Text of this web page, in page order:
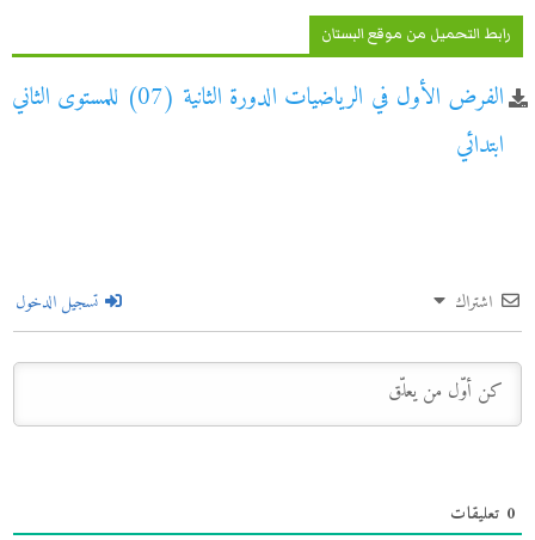
رابط التحميل من موقع البستان
الفرض الأول في الرياضيات الدورة الثانية (07) للمستوى الثاني
ابتدائي
اشتراك تسجيل الدخول
0 تعليقات